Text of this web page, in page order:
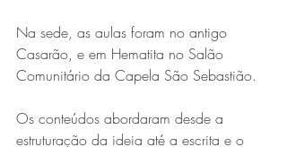
Na sede, as aulas foram no antigo
Casarão, e em Hematita no Salão
Comunitário da Capela São Sebastião.
Os conteúdos abordaram desde a
estruturação da ideia até a escrita e o